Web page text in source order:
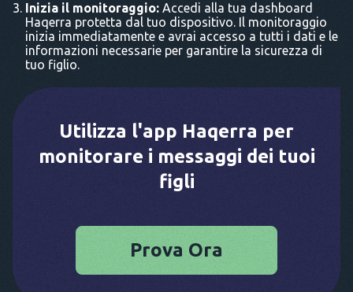
Inizia il monitoraggio: Accedi alla tua dashboard
Haqerra protetta dal tuo dispositivo. Il monitoraggio
inizia immediatamente e avrai accesso a tutti i dati e le
informazioni necessarie per garantire la sicurezza di
tuo figlio.
Utilizza l'app Haqerra per
monitorare i messaggi dei tuoi
figli
Prova Ora